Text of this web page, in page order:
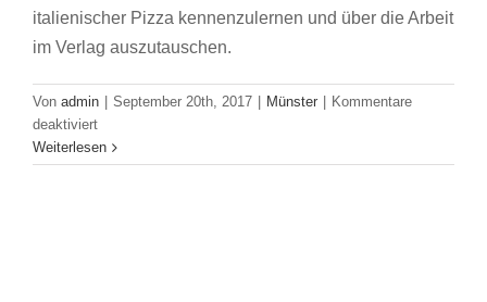
italienischer Pizza kennenzulernen und über die Arbeit
im Verlag auszutauschen.
Von admin September 20th, 2017 Münster
Kommentare
deaktiviertfür
JVM
Kick-
Weiterlesen